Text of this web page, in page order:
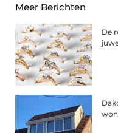
Meer Berichten
De